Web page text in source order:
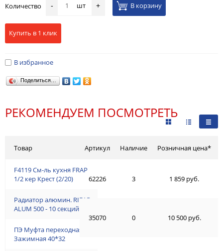
Количество - шт + В корзину
Купить в 1 клик
В избранное
Поделиться…
РЕКОМЕНДУЕМ ПОСМОТРЕТЬ
Товар
F4119 См-ль кухня FRAP
1/2 кер Крест (2/20)
Радиатор алюмин. RIFAR
ALUM 500 - 10 секций
ПЭ Муфта переходная
Зажимная 40*32
Артикул Наличие Розничная цена*
62226 3 1 859 руб.
35070 0 10 500 руб.